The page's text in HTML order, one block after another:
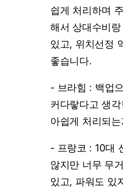
쉽게 처리하며
해서 상대수비랑
있고, 위치선정
좋습니다.
- 브라힘 : 백업
커다랗다고 생
아쉽게 처리되
- 프랑코 : 10대
않지만 너무 무
있고, 파워도 있